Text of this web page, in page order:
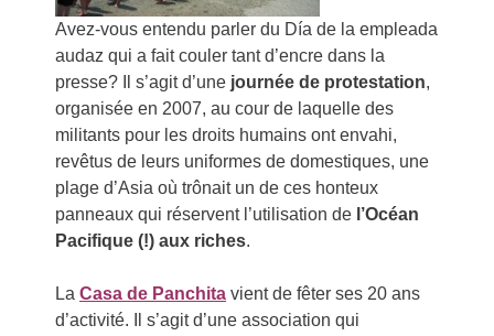
Avez-vous entendu parler du Día de la empleada
audaz qui a fait couler tant d’encre dans la
presse? Il s’agit d’une journée de protestation,
organisée en 2007, au cour de laquelle des
militants pour les droits humains ont envahi,
revêtus de leurs uniformes de domestiques, une
plage d’Asia où trônait un de ces honteux
panneaux qui réservent l’utilisation de l’Océan
Pacifique (!) aux riches.
LaCasa de Panchita vient de fêter ses 20 ans
d’activité. Il s’agit d’une association qui